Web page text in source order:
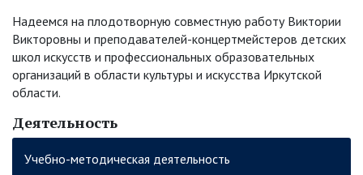
Деятельность
Учебно-методическая деятельность
Надеемся на плодотворную совместную работу Виктории
Викторовны и преподавателей-концертмейстеров детских
школ искусств и профессиональных образовательных
организаций в области культуры и искусства Иркутской
области.